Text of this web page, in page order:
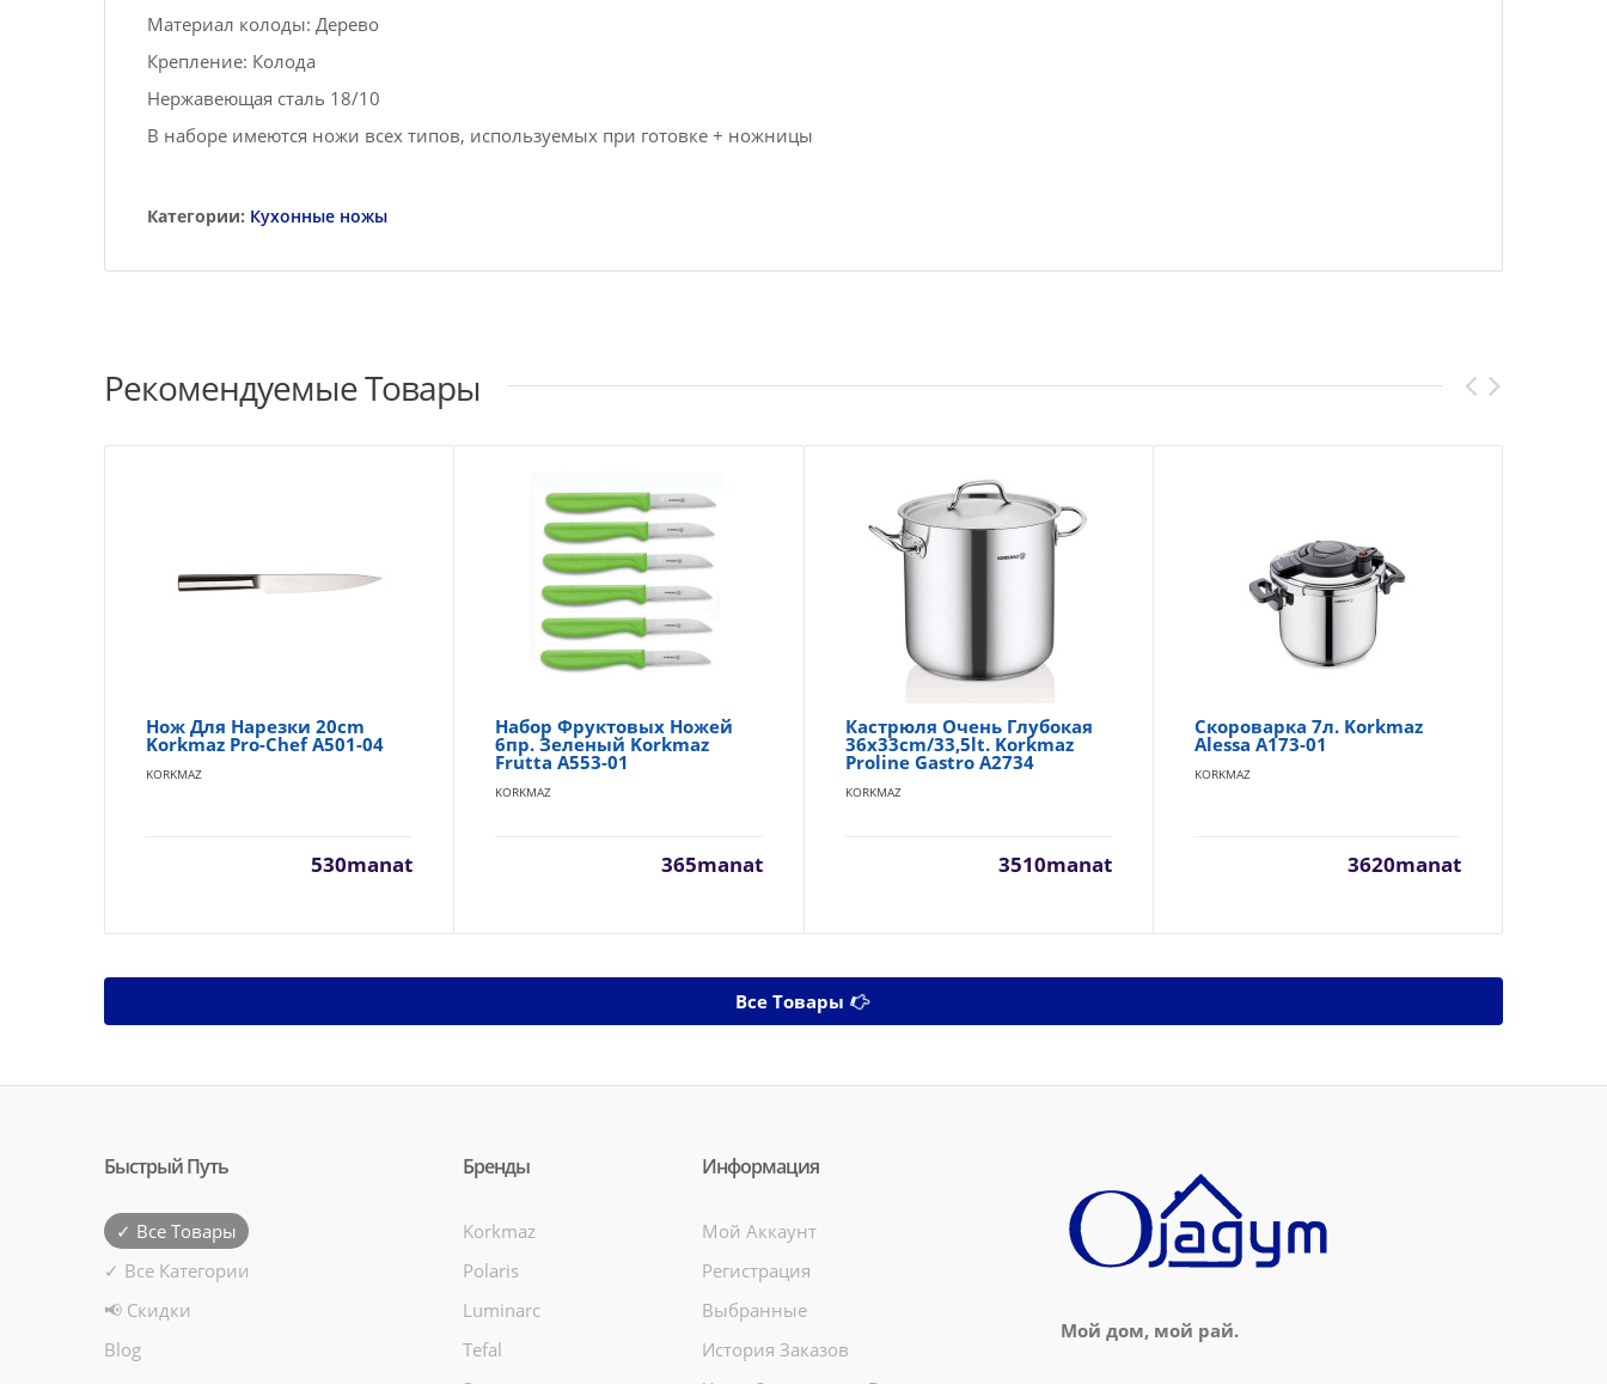
Материал колоды: Дерево
Крепление: Колода
Нержавеющая сталь 18/10
В наборе имеются ножи всех типов, используемых при готовке + ножницы
Категории: Кухонные ножы
Рекомендуемые Товары
Нож Для Нарезки 20cm
Korkmaz Pro-Chef A501-04
KORKMAZ
530manat
Набор Фруктовых Ножей
6пр. Зеленый Korkmaz
Frutta A553-01
KORKMAZ
365manat
Кастрюля Очень Глубокая
36x33cm/33,5lt. Korkmaz
Proline Gastro A2734
KORKMAZ
3510manat
Скороварка 7л. Korkmaz
Alessa A173-01
KORKMAZ
3620manat
Все Товары
Быстрый Путь
✓ Все Товары
✓ Все Категории
📢 Скидки
Blog
Бренды
Korkmaz
Polaris
Luminarc
Tefal
Информация
Мой Аккаунт
Регистрация
Выбранные
История Заказов
Мой дом, мой рай.